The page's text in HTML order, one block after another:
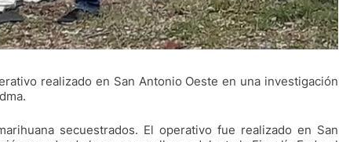
realizado en San Antonio Oeste en una investigación
secuestrados. El operativo fue realizado en San